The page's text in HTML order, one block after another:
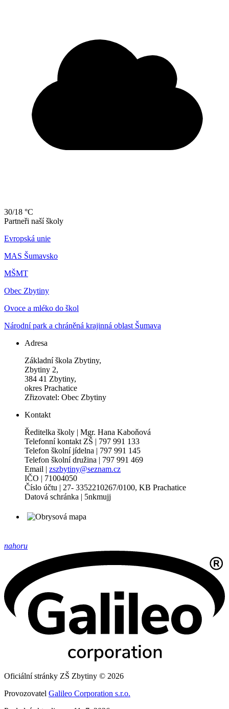
30/18 °C
Partneři naší školy
Evropská unie
MAS Šumavsko
MŠMT
Obec Zbytiny
Ovoce a mléko do škol
Národní park a chráněná krajinná oblast Šumava
Adresa
Základní škola Zbytiny,
Zbytiny 2,
384 41 Zbytiny,
okres Prachatice
Zřizovatel: Obec Zbytiny
Kontakt
Ředitelka školy | Mgr. Hana Kaboňová
Telefonní kontakt ZŠ | 797 991 133
Telefon školní jídelna | 797 991 145
Telefon školní družina | 797 991 469
Email | zszbytiny@seznam.cz
IČO | 71004050
Číslo účtu | 27- 3352210267/0100, KB Prachatice
Datová schránka | 5nkmujj
nahoru
Oficiální stránky ZŠ Zbytiny © 2026
Provozovatel Galileo Corporation s.r.o.